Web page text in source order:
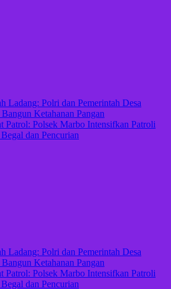
Ladang: Polri dan Pemerintah Desa
Ketahanan Pangan
Polsek Marbo Intensifkan Patroli
dan Pencurian
Ladang: Polri dan Pemerintah Desa
Ketahanan Pangan
Polsek Marbo Intensifkan Patroli
dan Pencurian